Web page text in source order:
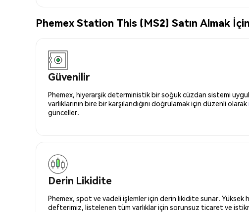
Phemex Station This (MS2) Satın Almak
Güvenilir
Phemex, hiyerarşik deterministik bir soğuk cüzdan sistemi
varlıklarının bire bir karşılandığını doğrulamak için düzenli olarak
günceller.
Derin Likidite
Phemex, spot ve vadeli işlemler için derin likidite sunar. Yüksek
defterimiz, listelenen tüm varlıklar için sorunsuz ticaret ve